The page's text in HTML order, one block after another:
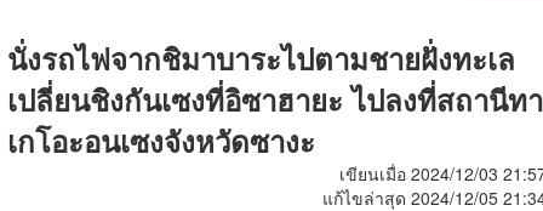
นั่งรถไฟจากชิมาบาระไปตามชายฝั่งทะเล
เปลี่ยนชิงกันเซงที่อิซาฮายะ ไปลงที่สถานีทา
เกโอะอนเซงจังหวัดซางะ
เขียนเมื่อ 2024/12/03
แก้ไขล่าสุด 2024/12/05